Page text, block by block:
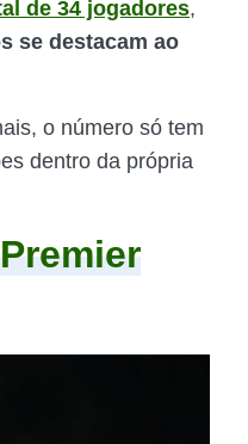
de 34 jogadores,
se destacam ao
o número só tem
dentro da própria